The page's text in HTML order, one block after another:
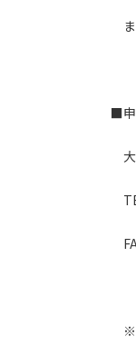
ま
■
大
※